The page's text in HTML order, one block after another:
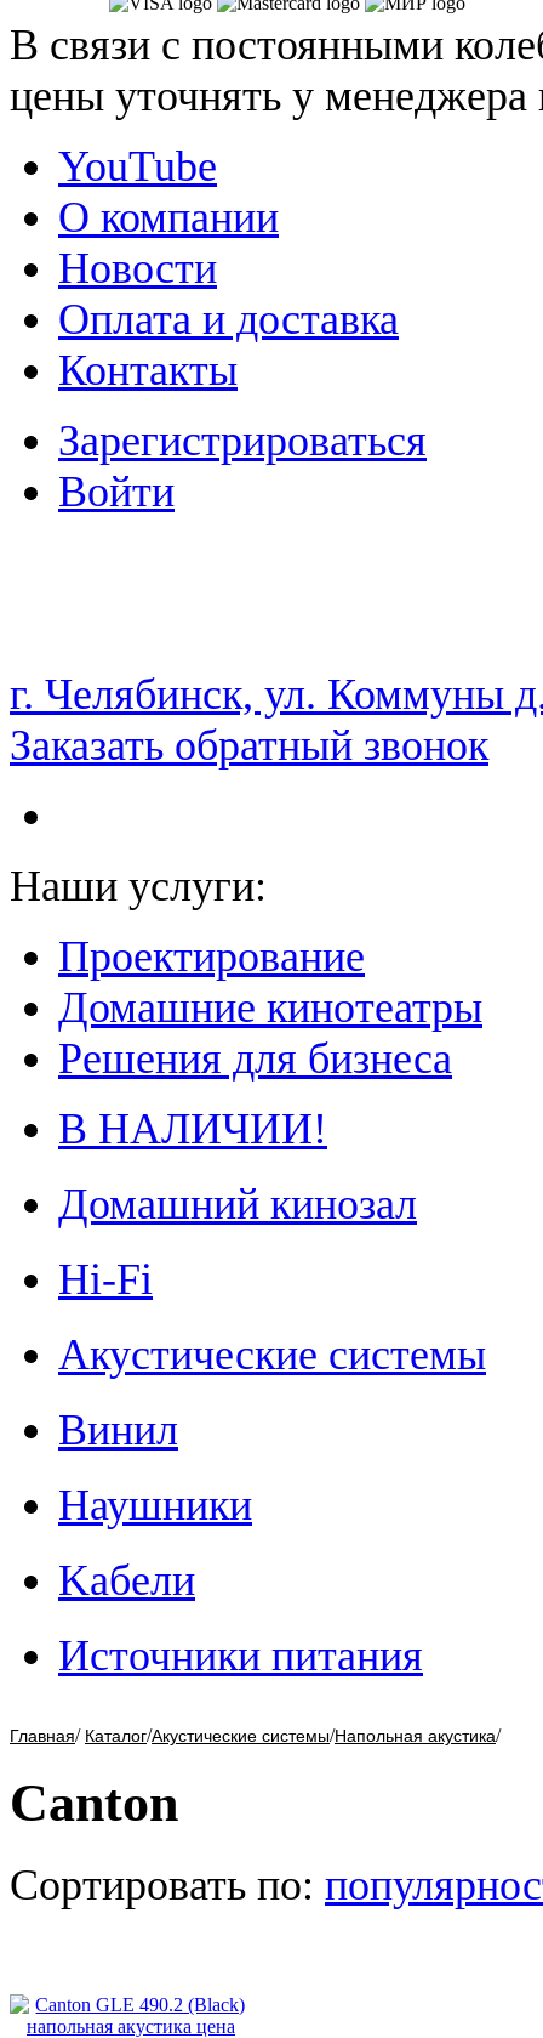
В связи с постоянными
цены уточнять у
YouTube
О компании
Новости
Оплата и доставка
Контакты
Зарегистрироваться
Войти
НАМ ДОВЕРЯЮТ С 2003 ГОДА
г. Челябинск, ул. Коммуны
Заказать обратный звонок
Наши услуги:
Проектирование
Домашние кинотеатры
Решения для бизнеса
В НАЛИЧИИ!
Домашний кинозал
Hi-Fi
Акустические системы
Винил
Наушники
Kабели
Источники питания
Главная/ Каталог/Акустические системы/Напольная акустика/
Canton
Сортировать по: